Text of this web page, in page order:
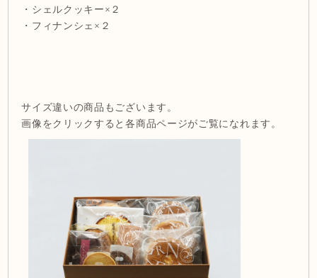
・シェルクッキー×２
・フィナンシェ×２
サイズ違いの商品もございます。
画像をクリックすると各商品ページがご覧になれます。